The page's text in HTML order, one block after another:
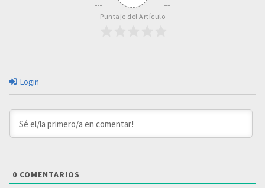
Puntaje del Artículo
Login
0 COMENTARIOS